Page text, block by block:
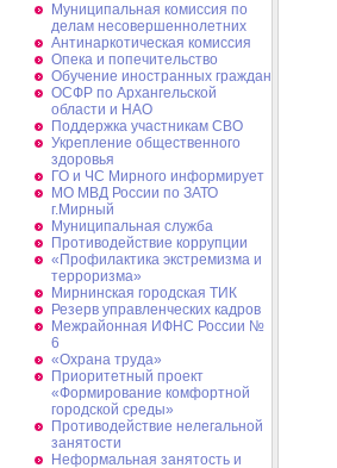
Муниципальная комиссия по
делам несовершеннолетних
Антинаркотическая комиссия
Опека и попечительство
Обучение иностранных граждан
ОСФР по Архангельской
области и НАО
Поддержка участникам СВО
Укрепление общественного
здоровья
ГО и ЧС Мирного информирует
МО МВД России по ЗАТО
г.Мирный
Муниципальная cлужба
Противодействие коррупции
«Профилактика экстремизма и
терроризма»
Мирнинская городская ТИК
Резерв управленческих кадров
Межрайонная ИФНС России №
6
«Охрана труда»
Приоритетный проект
«Формирование комфортной
городской среды»
Противодействие нелегальной
занятости
Неформальная занятость и